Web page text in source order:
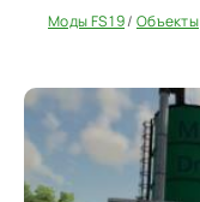
Моды FS 19/ Объекты